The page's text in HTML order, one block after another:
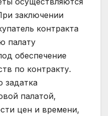
заключении
контракта
палату
обеспечение
по контракту.
задатка
палатой,
цен и времени,